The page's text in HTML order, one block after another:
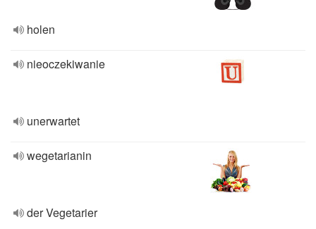
holen
nieoczekiwanie
unerwartet
wegetarianin
der Vegetarier